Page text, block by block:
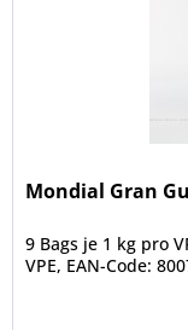
Mondial Gran
9 Bags je 1 kg pro
VPE, EAN-Code: